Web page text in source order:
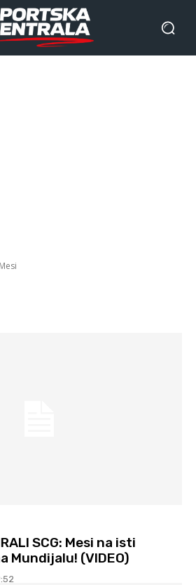
SCG: Mesi na isti
Mundijalu! (VIDEO)